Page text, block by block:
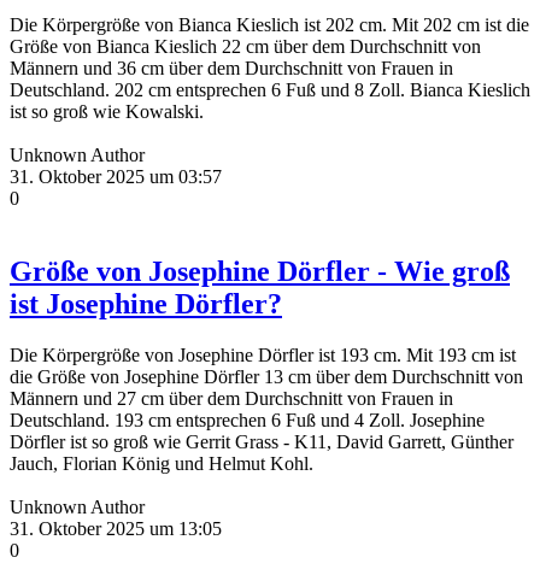
Die Körpergröße von Bianca Kieslich ist 202 cm. Mit 202 cm ist die
Größe von Bianca Kieslich 22 cm über dem Durchschnitt von
Männern und 36 cm über dem Durchschnitt von Frauen in
Deutschland. 202 cm entsprechen 6 Fuß und 8 Zoll. Bianca Kieslich
ist so groß wie Kowalski.
Unknown Author
31. Oktober 2025 um 03:57
0
Größe von Josephine Dörfler - Wie groß
ist Josephine Dörfler?
Die Körpergröße von Josephine Dörfler ist 193 cm. Mit 193 cm ist
die Größe von Josephine Dörfler 13 cm über dem Durchschnitt von
Männern und 27 cm über dem Durchschnitt von Frauen in
Deutschland. 193 cm entsprechen 6 Fuß und 4 Zoll. Josephine
Dörfler ist so groß wie Gerrit Grass - K11, David Garrett, Günther
Jauch, Florian König und Helmut Kohl.
Unknown Author
31. Oktober 2025 um 13:05
0